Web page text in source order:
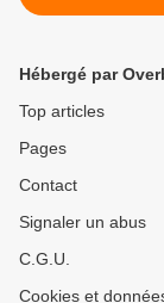
Hébergé par
Top articles
Pages
Contact
Signaler un abus
C.G.U.
Cookies et